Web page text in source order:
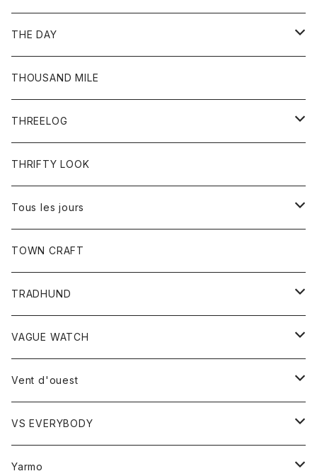
ワンピース
コート
Ｇジャン
ボトム
ジーンズ
ボトム
ショートパンツ
THE DAY
トップス
Tシャツ
THOUSAND MILE
THREELOG
トップス
Tシャツ
THRIFTY LOOK
Tous les jours
トップス
レディース
カットソー
TOWN CRAFT
TRADHUND
セーター
ベスト
VAGUE WATCH
時計
Vent d'ouest
ボトム
スカート
トップス
VS EVERYBODY
トップス
Yarmo